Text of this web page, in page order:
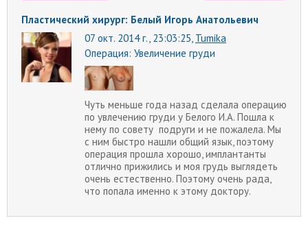
Пластический хирург: Белый Игорь Анатольевич
07 окт. 2014 г., 23:03:25, Tumika
Операция: Увеличение груди
Чуть меньше года назад сделала операцию
по увлечению груди у Белого И.А. Пошла к
нему по совету подруги и не пожалела. Мы
с ним быстро нашли общий язык, поэтому
операция прошла хорошо, имплантанты
отлично прижились и моя грудь выглядеть
очень естественно. Поэтому очень рада,
что попала именно к этому доктору.